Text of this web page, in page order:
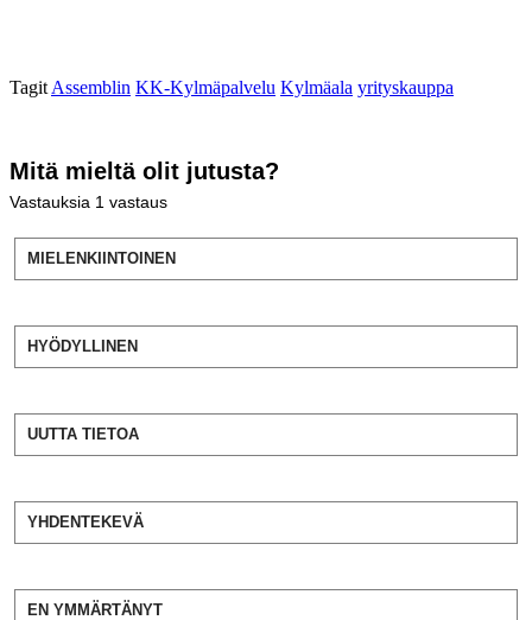
Tagit Assemblin KK-Kylmäpalvelu Kylmäala yrityskauppa
Mitä mieltä olit jutusta?
Vastauksia 1 vastaus
MIELENKIINTOINEN
HYÖDYLLINEN
UUTTA TIETOA
YHDENTEKEVÄ
EN YMMÄRTÄNYT